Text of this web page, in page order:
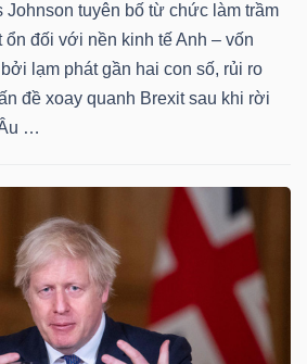
tuyên bố từ chức làm trầm
đối với nền kinh tế Anh – vốn
lạm phát gần hai con số, rủi ro
đề xoay quanh Brexit sau khi rời
…